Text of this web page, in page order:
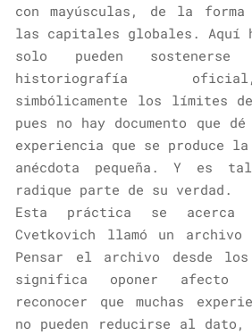
con mayúsculas, de la
las capitales globales. Aquí
solo pueden
historiografía
simbólicamente los límites
pues no hay documento que
experiencia que se produce
anécdota pequeña. Y es
radique parte de su verdad.
Esta práctica se
Cvetkovich llamó un archivo
Pensar el archivo desde
significa oponer
reconocer que muchas
no pueden reducirse al